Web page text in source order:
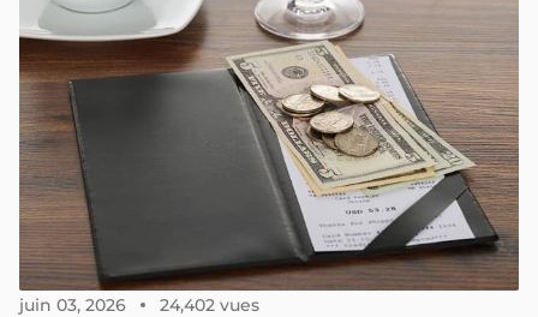
juin 03, 2026 24,402 vues